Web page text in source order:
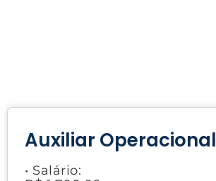
Auxiliar Operacional
• Salário: